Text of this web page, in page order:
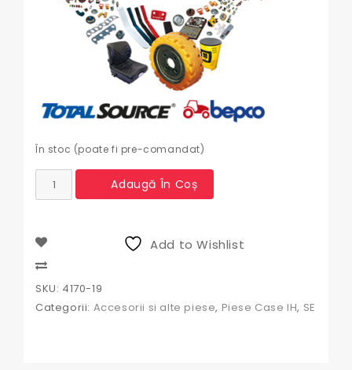
În stoc (poate fi pre-comandat)
Cantitate
Incuietoare
Case
International
VLD1438,
19,
83944244,
Adaugă În Coș
Add to Wishlist
SKU: 4170-19
Categorii: Accesorii si alte piese, Piese Case IH, SE